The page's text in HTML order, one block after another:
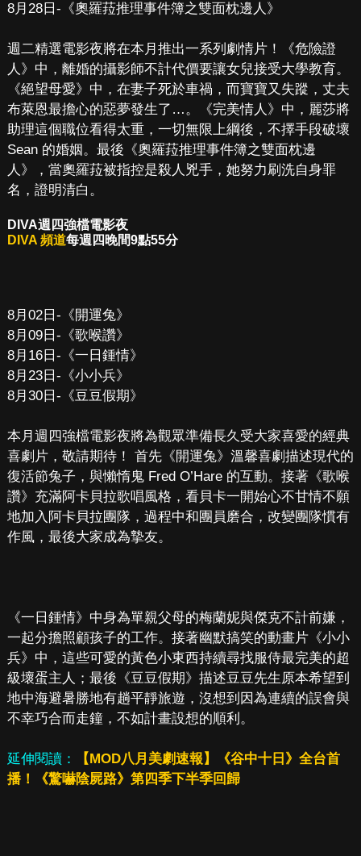
8月28日-《奧羅菈推理事件簿之雙面枕邊人》
週二精選電影夜將在本月推出一系列劇情片！《危險證
人》中，離婚的攝影師不計代價要讓女兒接受大學教育。
《絕望母愛》中，在妻子死於車禍，而寶寶又失蹤，丈夫
布萊恩最擔心的惡夢發生了…。《完美情人》中，麗莎將
助理這個職位看得太重，一切無限上綱後，不擇手段破壞
Sean 的婚姻。最後《奧羅菈推理事件簿之雙面枕邊
人》，當奧羅菈被指控是殺人兇手，她努力刷洗自身罪
名，證明清白。
DIVA週四強檔電影夜
DIVA 頻道每週四晚間9點55分
8月02日-《開運兔》
8月09日-《歌喉讚》
8月16日-《一日鍾情》
8月23日-《小小兵》
8月30日-《豆豆假期》
本月週四強檔電影夜將為觀眾準備長久受大家喜愛的經典
喜劇片，敬請期待！ 首先《開運兔》溫馨喜劇描述現代的
復活節兔子，與懶惰鬼 Fred O’Hare 的互動。接著《歌喉
讚》充滿阿卡貝拉歌唱風格，看貝卡一開始心不甘情不願
地加入阿卡貝拉團隊，過程中和團員磨合，改變團隊慣有
作風，最後大家成為摯友。
《一日鍾情》中身為單親父母的梅蘭妮與傑克不計前嫌，
一起分擔照顧孩子的工作。接著幽默搞笑的動畫片《小小
兵》中，這些可愛的黃色小東西持續尋找服侍最完美的超
級壞蛋主人；最後《豆豆假期》描述豆豆先生原本希望到
地中海避暑勝地有趟平靜旅遊，沒想到因為連續的誤會與
不幸巧合而走鐘，不如計畫設想的順利。
延伸閱讀：
【MOD八月美劇速報】《谷中十日》全台首
播！《驚嚇陰屍路》第四季下半季回歸